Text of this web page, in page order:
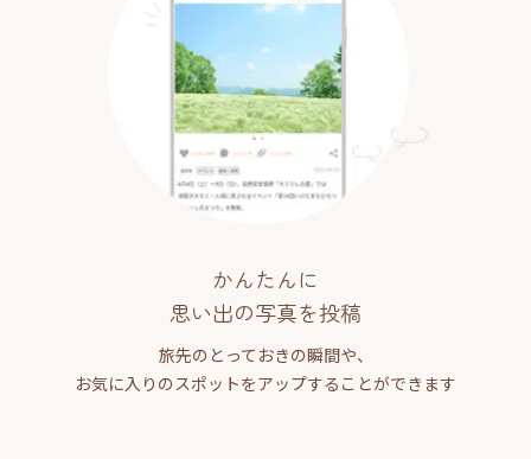
かんたんに
思い出の写真を投稿
旅先のとっておきの瞬間や、
お気に入りのスポットをアップすることができます